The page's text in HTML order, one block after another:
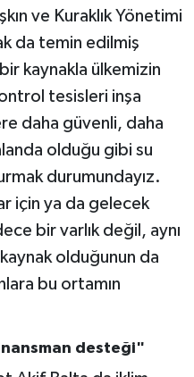
ve Kuraklık Yönetimi
da temin edilmiş
kaynakla ülkemizin
tesisleri inşa
daha güvenli, daha
olduğu gibi su
durumundayız.
için ya da gelecek
bir varlık değil, aynı
olduğunun da
bu ortamın
desteği"